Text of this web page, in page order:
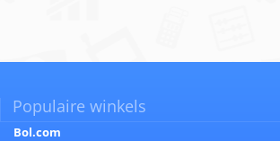
Populaire winkels
Bol.com